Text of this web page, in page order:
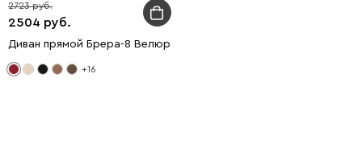
2504
2723
Диван прямой Брера-8 Велюр Красный
+16